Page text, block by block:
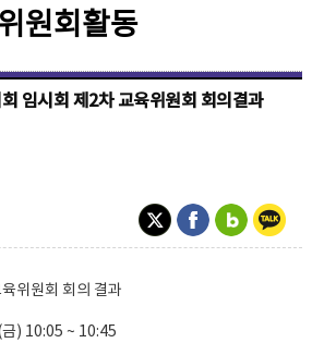
원회활동
임시회 제2차 교육위원회 회의결과
위원회 회의 결과
) 10:05 ~ 10:45